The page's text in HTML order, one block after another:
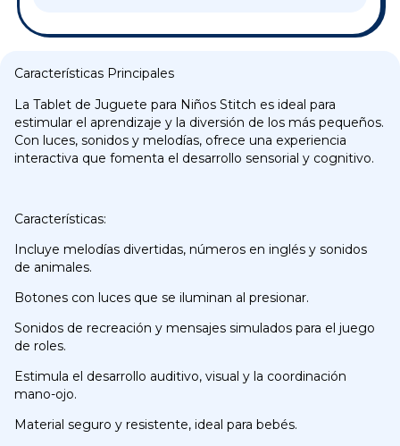
Características Principales
La Tablet de Juguete para Niños Stitch es ideal para
estimular el aprendizaje y la diversión de los más pequeños.
Con luces, sonidos y melodías, ofrece una experiencia
interactiva que fomenta el desarrollo sensorial y cognitivo.
Características:
Incluye melodías divertidas, números en inglés y sonidos
de animales.
Botones con luces que se iluminan al presionar.
Sonidos de recreación y mensajes simulados para el juego
de roles.
Estimula el desarrollo auditivo, visual y la coordinación
mano-ojo.
Material seguro y resistente, ideal para bebés.